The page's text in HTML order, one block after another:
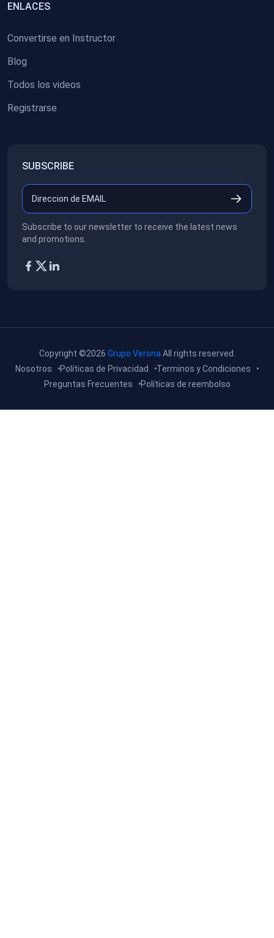
ENLACES
Convertirse en Instructor
Blog
Todos los videos
Registrarse
SUBSCRIBE
Subscribe to our newsletter to receive the latest news
and promotions.
Copyright ©2026 Grupo Verona All rights reserved.
Nosotros
Políticas de Privacidad
Terminos y Condiciones
Preguntas Frecuentes
Políticas de reembolso